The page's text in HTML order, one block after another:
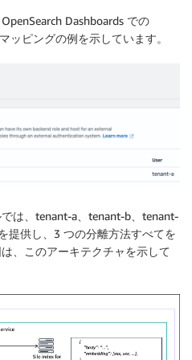
Dashboards での
ッピングの例を示しています。
は、tenant-a、tenant-b、tenant-
提供し、3 つの分離方法すべてを
、このアーキテクチャを示して